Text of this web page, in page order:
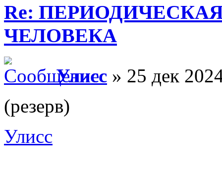
Re:
ЧЕЛОВЕКА
Улисс » 25 дек
(резерв)
Улисс